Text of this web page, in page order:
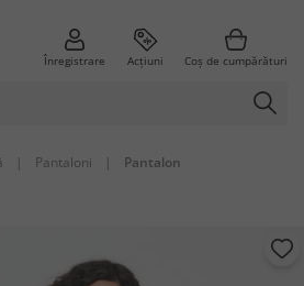
Înregistrare Acțiuni Coș de cumpărături
| Pantaloni | Pantalon